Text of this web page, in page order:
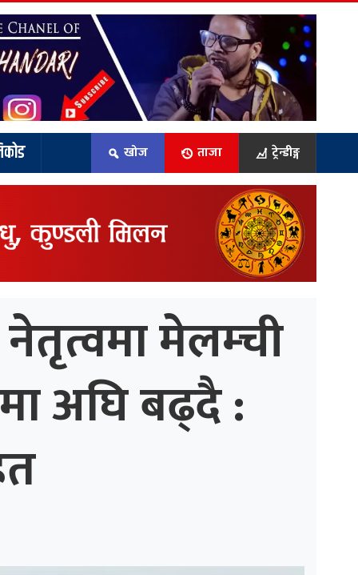
खोज ताजा ट्रेन्डीङ्ग
मेलम्ची
अघि बढ्दै :